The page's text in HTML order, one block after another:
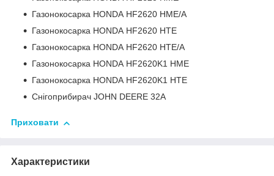
Газонокосарка HONDA HF2620 HME/A
Газонокосарка HONDA HF2620 HTE
Газонокосарка HONDA HF2620 HTE/A
Газонокосарка HONDA HF2620K1 HME
Газонокосарка HONDA HF2620K1 HTE
Снігоприбирач JOHN DEERE 32A
Приховати
Характеристики